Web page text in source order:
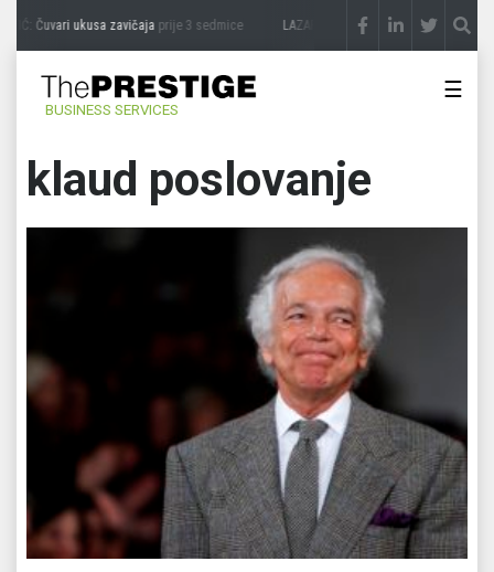
Čuvari ukusa zavičajaprije 3 sedmice LAZAR ĐURIĆ: Promocija potencijal
BUSINESS SERVICES
☰
klaud poslovanje